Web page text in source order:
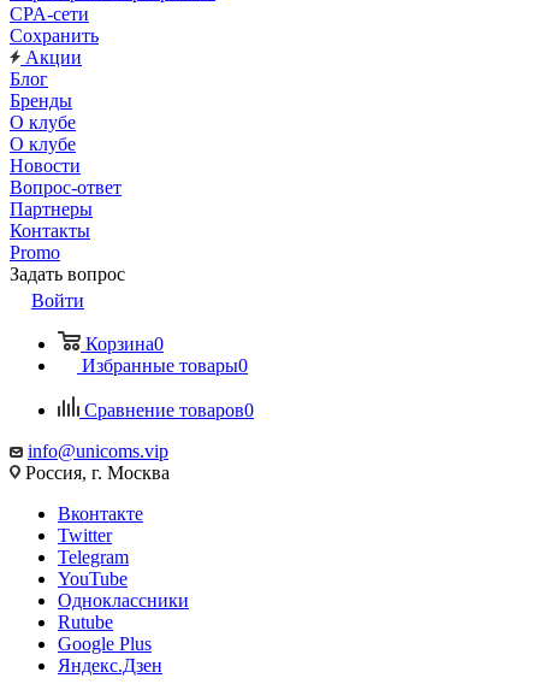
CPA-сети
Сохранить
Акции
Блог
Бренды
О клубе
О клубе
Новости
Вопрос-ответ
Партнеры
Контакты
Promo
Задать вопрос
Войти
Корзина0
Избранные товары0
Сравнение товаров0
info@unicoms.vip
Россия, г. Москва
Вконтакте
Twitter
Telegram
YouTube
Одноклассники
Rutube
Google Plus
Яндекс.Дзен